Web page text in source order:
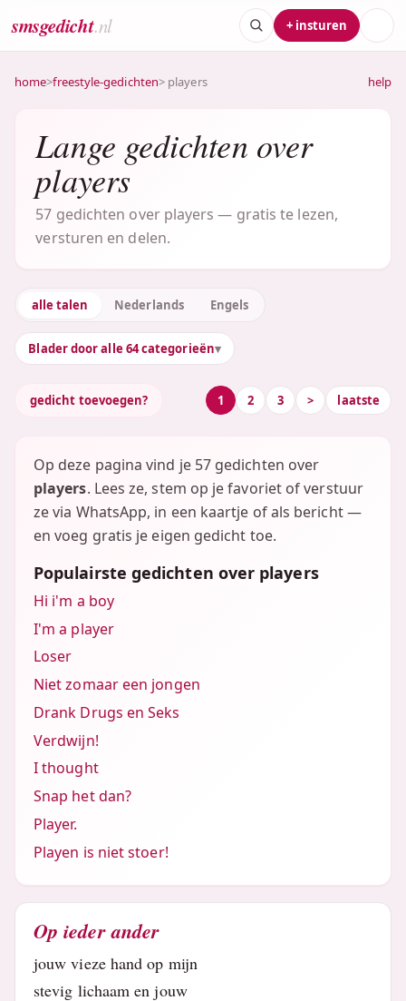
smsgedicht.nl + insturen
home>freestyle-gedichten> players help
Lange gedichten over
players
57 gedichten over players — gratis te lezen,
versturen en delen.
alle talen Nederlands Engels
Blader door alle 64 categorieën
gedicht toevoegen? 1 2 3 > laatste
Op deze pagina vind je 57 gedichten over
players. Lees ze, stem op je favoriet of verstuur
ze via WhatsApp, in een kaartje of als bericht —
en voeg gratis je eigen gedicht toe.
Populairste gedichten over players
Hi i'm a boy
I'm a player
Loser
Niet zomaar een jongen
Drank Drugs en Seks
Verdwijn!
I thought
Snap het dan?
Player.
Playen is niet stoer!
Op ieder ander
jouw vieze hand op mijn
stevig lichaam en jouw